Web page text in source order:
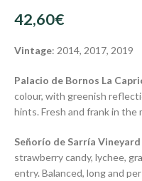
42,60€
Vintage: 2014, 2017, 2019
Palacio de Bornos La
colour, with greenish
hints. Fresh and frank in
Señorío de Sarría Vineyard
strawberry candy, lychee,
entry. Balanced, long and